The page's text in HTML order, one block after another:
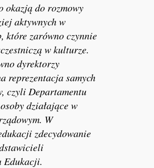
okazją do rozmowy
aktywnych w
które zarówno czynnie
w kulturze.
dyrektorzy
reprezentacja samych
czyli Departamentu
działające w
W
zdecydowanie
Edukacji.